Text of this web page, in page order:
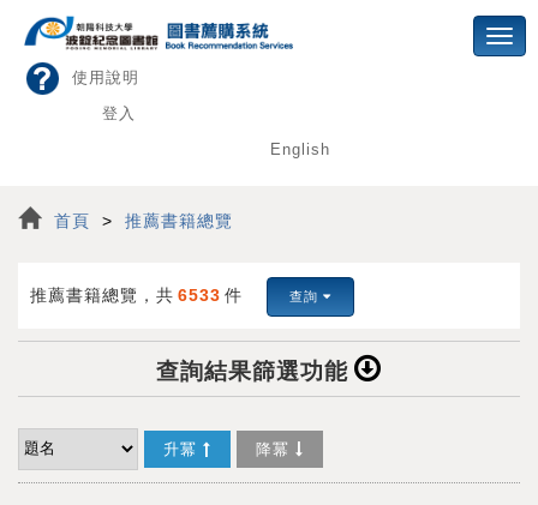
使用說明
登入
English
首頁 推薦書籍總覽
推薦書籍總覽，共 6533 件 查詢
查詢結果篩選功能
升冪 降冪